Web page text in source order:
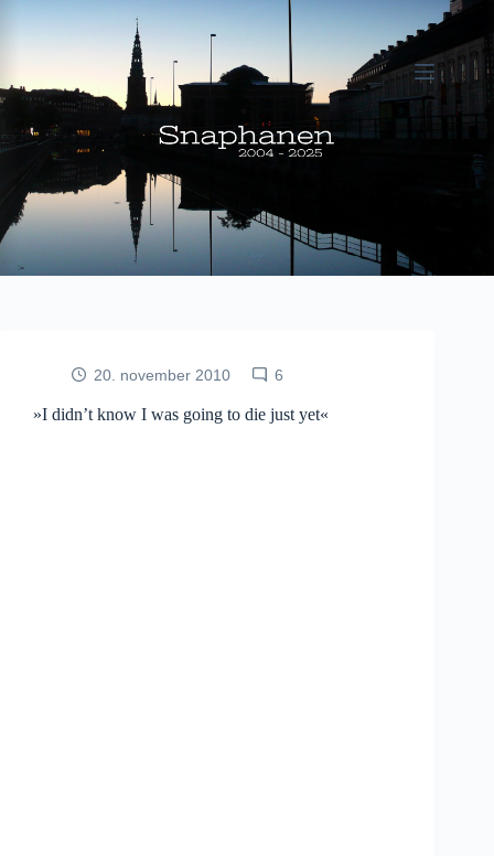
20. november 2010 6
»I didn’t know I was going to die just yet«